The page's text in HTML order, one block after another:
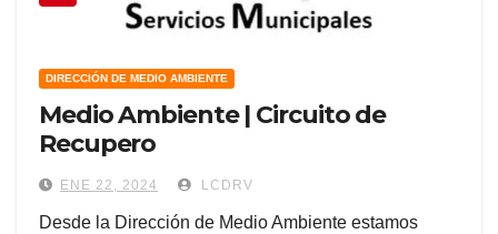
DIRECCIÓN DE MEDIO AMBIENTE
Medio Ambiente | Circuito de
Recupero
ENE 22, 2024 LCDRV
Desde la Dirección de Medio Ambiente estamos